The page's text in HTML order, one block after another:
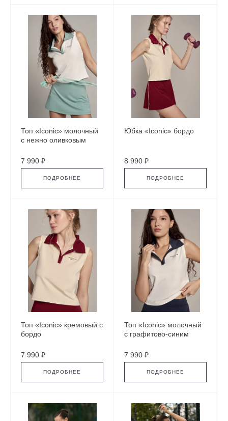
Топ «Iconic» молочный
с нежно оливковым
7 990 ₽
ПОДРОБНЕЕ
Юбка «Iconic» бордо
8 990 ₽
ПОДРОБНЕЕ
Топ «Iconic» кремовый с
бордо
7 990 ₽
ПОДРОБНЕЕ
Топ «Iconic» молочный
с графитово-синим
7 990 ₽
ПОДРОБНЕЕ